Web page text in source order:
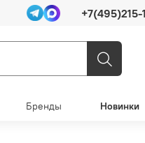
+7(495)215-
Бренды Новинки